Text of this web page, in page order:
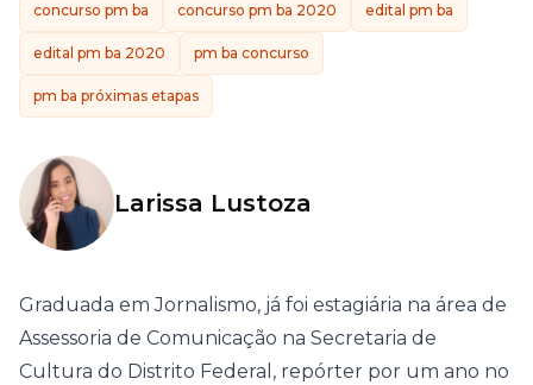
concurso pm ba concurso pm ba 2020 edital pm ba
edital pm ba 2020 pm ba concurso
pm ba próximas etapas
Larissa Lustoza
Graduada em Jornalismo, já foi estagiária na área de
Assessoria de Comunicação na Secretaria de
Cultura do Distrito Federal, repórter por um ano no